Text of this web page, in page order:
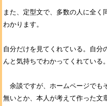
また、定型文で、多数の人に全く
わかります。
自分だけを見てくれている。自分
んと気持ちでわかってくれている
余談ですが、ホームページでも
無いとか、本人が考えて作った文